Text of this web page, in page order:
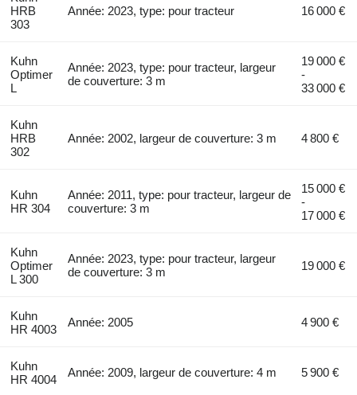
HRB
303
Année: 2023, type: pour tracteur 16 000 €
Kuhn
Optimer
L
Année: 2023, type: pour tracteur, largeur
de couverture: 3 m
19 000 €
-
33 000 €
Kuhn
HRB
302
Année: 2002, largeur de couverture: 3 m 4 800 €
Kuhn
HR 304
Année: 2011, type: pour tracteur, largeur de
couverture: 3 m
15 000 €
-
17 000 €
Kuhn
Optimer
L 300
Année: 2023, type: pour tracteur, largeur
de couverture: 3 m
19 000 €
Kuhn
HR 4003
Année: 2005 4 900 €
Kuhn
HR 4004
Année: 2009, largeur de couverture: 4 m 5 900 €